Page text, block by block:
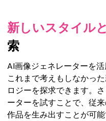
新しいスタイル
索
AI画像ジェネレーターを
これまで考えもしなかっ
ロジーを探求できます。
ーターを試すことで、従
作品を生み出すことが可能